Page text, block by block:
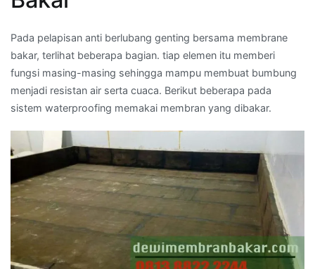
Pada pelapisan anti berlubang genting bersama membrane
bakar, terlihat beberapa bagian. tiap elemen itu memberi
fungsi masing-masing sehingga mampu membuat bumbung
menjadi resistan air serta cuaca. Berikut beberapa pada
sistem waterproofing memakai membran yang dibakar.